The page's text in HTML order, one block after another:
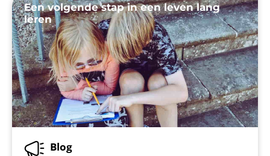
Een volgende stap in een leven lang
leren
Blog